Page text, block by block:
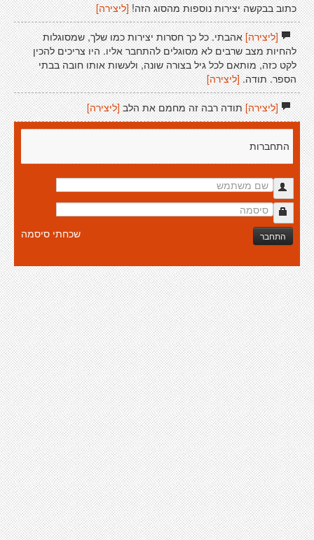
כתוב בבקשה יצירות נוספות מהסוג הזה! [ליצירה]
[ליצירה]אהבתי. כל כך חסרות יצירות כמו שלך, שמסוגלות
להחיות מצב שרבים לא מסוגלים להתחבר אליו. היו צריכים להכין
לקט כזה, מותאם לכל גיל בצורה שונה, ולעשות אותו חובה בבתי
הספר. תודה. [ליצירה]
[ליצירה]תודה רבה זה מחמם את הלב [ליצירה]
התחברות
התחבר שכחתי סיסמה